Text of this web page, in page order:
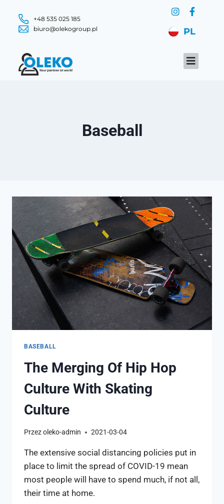
+48 535 025 185
biuro@olekogroup.pl
PL
Baseball
BASEBALL
The Merging Of Hip Hop
Culture With Skating
Culture
Przezoleko-admin 2021-03-04
The extensive social distancing policies put in
place to limit the spread of COVID-19 mean
most people will have to spend much, if not all,
their time at home.